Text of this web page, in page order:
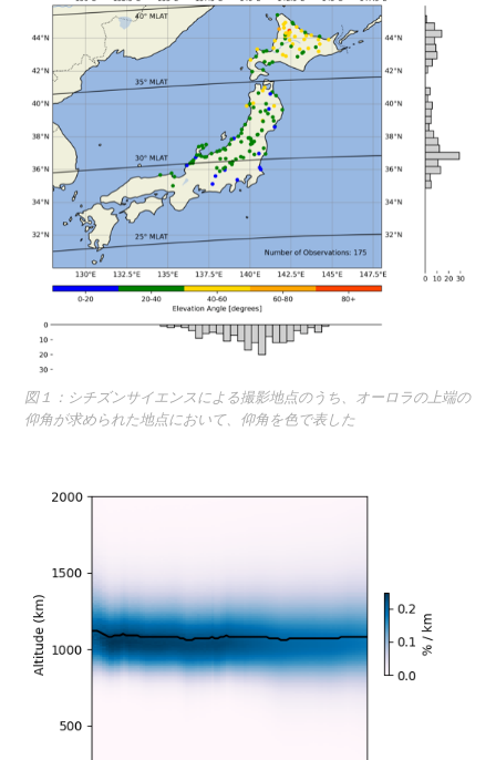
図１：シチズンサイエンスによる撮影地点のうち、オーロラの上端の
仰角が求められた地点において、仰角を色で表した